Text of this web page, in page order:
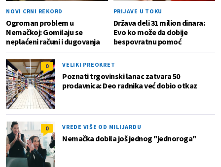
NOVI CRNI REKORD
Ogroman problem u
Nemačkoj: Gomilaju se
neplaćeni računi i dugovanja
PRIJAVE U TOKU
Država deli 31 milion dinara:
Evo ko može da dobije
bespovratnu pomoć
0 VELIKI PREOKRET
Poznati trgovinski lanac zatvara 50
prodavnica: Deo radnika već dobio otkaz
0 VREDE VIŠE OD MILIJARDU
Nemačka dobila još jednog "jednoroga"